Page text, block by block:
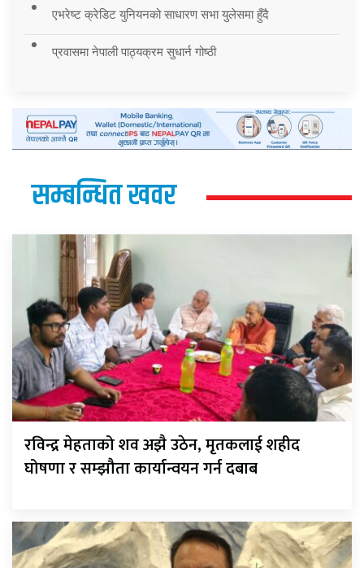
एभरेष्ट क्रेडिट युनियनको साधारण सभा युलेसमा हुँदै
प्रवासमा नेपाली पाठ्यक्रम सुधार्न गोष्ठी
सम्बन्धित खवर
रविन्द्र मेहताको शव अझै उठेन, मृतकलाई शहीद
घोषणा र सम्झौता कार्यान्वयन गर्न दबाब